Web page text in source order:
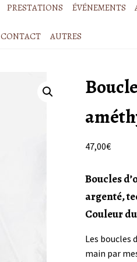
PRESTATIONS ÉVÉNEMENTS
CONTACT AUTRES
47,00€
Boucles
argenté,
Couleur
Les boucles
main par